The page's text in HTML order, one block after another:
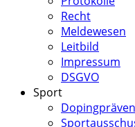
Recht
Meldewesen
Leitbild
Impressum
DSGVO
Sport